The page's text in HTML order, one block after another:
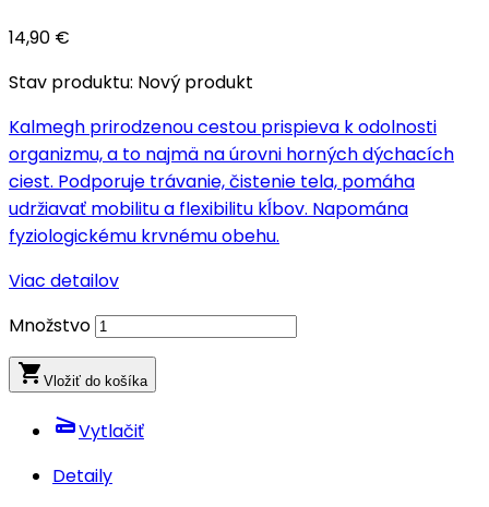
14,90 €
Stav produktu: Nový produkt
Kalmegh prirodzenou cestou prispieva k odolnosti
organizmu, a to najmä na úrovni horných dýchacích
ciest. Podporuje trávanie, čistenie tela, pomáha
udržiavať mobilitu a flexibilitu kĺbov. Napomána
fyziologickému krvnému obehu.
Viac detailov
Množstvo
local_grocery_store Vložiť do košíka
scannerVytlačiť
Detaily